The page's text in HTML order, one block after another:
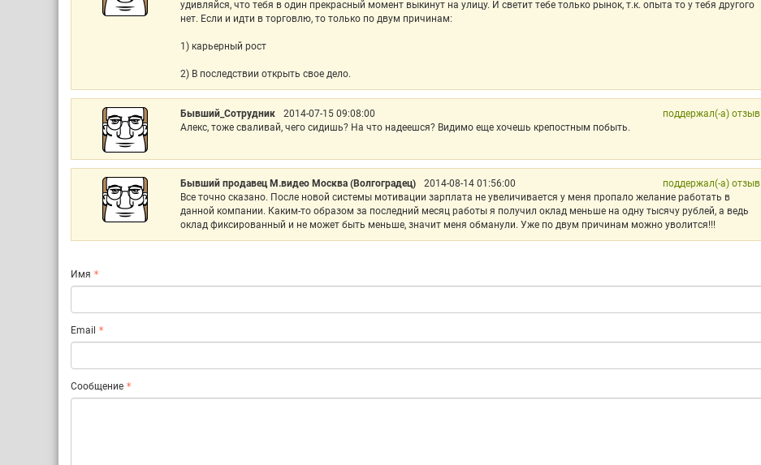
удивляйся, что тебя в один прекрасный момент выкинут на улицу. И светит тебе только рынок, т.к. опыта то у тебя другого
нет. Если и идти в торговлю, то только по двум причинам:
1) карьерный рост
2) В последствии открыть свое дело.
Бывший_Сотрудник 2014-07-15 09:08:00
поддержал(-а) отзыв
Алекс, тоже сваливай, чего сидишь? На что надеешся? Видимо еще хочешь крепостным побыть.
Бывший продавец М.видео Москва (Волгоградец) 2014-08-14 01:56:00
поддержал(-а) отзыв
Все точно сказано. После новой системы мотивации зарплата не увеличивается у меня пропало желание работать в
данной компании. Каким-то образом за последний месяц работы я получил оклад меньше на одну тысячу рублей, а ведь
оклад фиксированный и не может быть меньше, значит меня обманули. Уже по двум причинам можно уволится!!!
Имя
Email
Сообщение